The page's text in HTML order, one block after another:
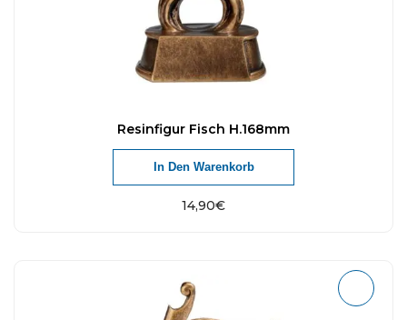
Resinfigur Fisch H.168mm
14,90€
In Den Warenkorb